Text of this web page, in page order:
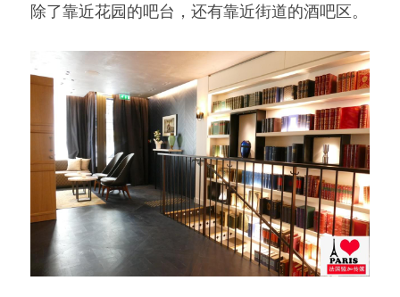
除了靠近花园的吧台，还有靠近街道的酒吧区。